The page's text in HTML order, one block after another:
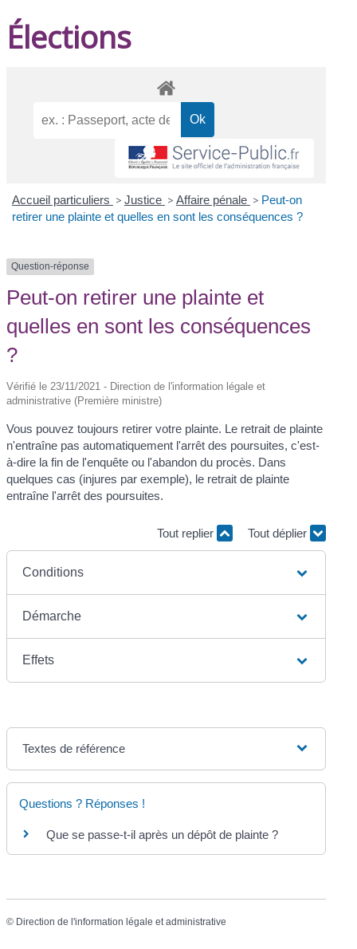
Élections
Accueil particuliers > Justice > Affaire pénale > Peut-on
retirer une plainte et quelles en sont les conséquences ?
Question-réponse
Peut-on retirer une plainte et
quelles en sont les conséquences
?
Vérifié le 23/11/2021 - Direction de l'information légale et
administrative (Première ministre)
Vous pouvez toujours retirer votre plainte. Le retrait de plainte
n'entraîne pas automatiquement l'arrêt des poursuites, c'est-
à-dire la fin de l'enquête ou l'abandon du procès. Dans
quelques cas (injures par exemple), le retrait de plainte
entraîne l'arrêt des poursuites.
Tout replier Tout déplier
Conditions
Démarche
Effets
Textes de référence
Questions ? Réponses !
Que se passe-t-il après un dépôt de plainte ?
© Direction de l'information légale et administrative